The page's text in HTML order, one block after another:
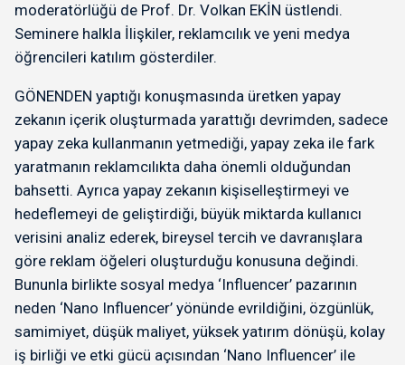
moderatörlüğü de Prof. Dr. Volkan EKİN üstlendi.
Seminere halkla İlişkiler, reklamcılık ve yeni medya
öğrencileri katılım gösterdiler.
GÖNENDEN yaptığı konuşmasında üretken yapay
zekanın içerik oluşturmada yarattığı devrimden, sadece
yapay zeka kullanmanın yetmediği, yapay zeka ile fark
yaratmanın reklamcılıkta daha önemli olduğundan
bahsetti. Ayrıca yapay zekanın kişiselleştirmeyi ve
hedeflemeyi de geliştirdiği, büyük miktarda kullanıcı
verisini analiz ederek, bireysel tercih ve davranışlara
göre reklam öğeleri oluşturduğu konusuna değindi.
Bununla birlikte sosyal medya ‘Influencer’ pazarının
neden ‘Nano Influencer’ yönünde evrildiğini, özgünlük,
samimiyet, düşük maliyet, yüksek yatırım dönüşü, kolay
iş birliği ve etki gücü açısından ‘Nano Influencer’ ile